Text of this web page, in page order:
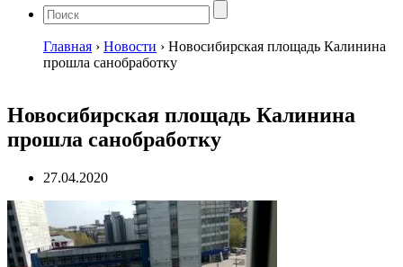
Главная › Новости › Новосибирская площадь Калинина
прошла санобработку
Новосибирская площадь Калинина
прошла санобработку
27.04.2020